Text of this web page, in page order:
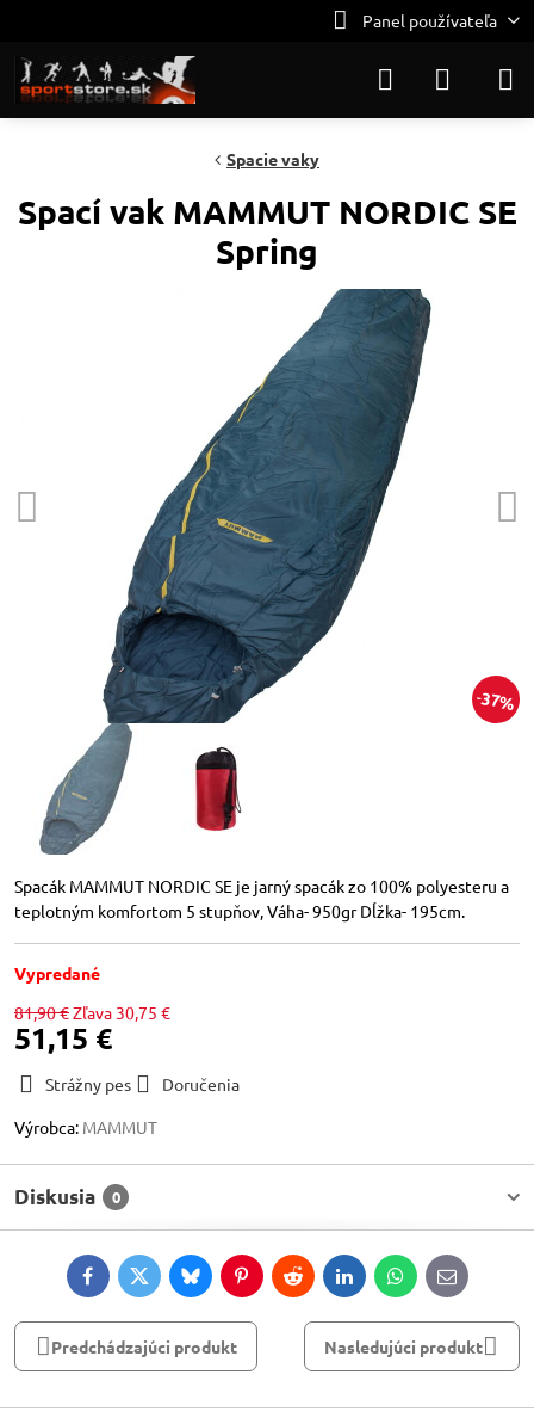
Panel používateľa
37%
Spacie vaky
Spací vak MAMMUT NORDIC SE
Spring
Spacák MAMMUT NORDIC SE je jarný spacák zo 100% polyesteru a
teplotným komfortom 5 stupňov, Váha- 950gr Dĺžka- 195cm.
Vypredané
81,90 €Zľava 30,75 €
51,15 €
Strážny pes
Doručenia
Výrobca: MAMMUT
Diskusia 0
FacebookTwitterBlueskyPinterestRedditLinkedInWhatsApp
E-
mail
Predchádzajúci produkt Nasledujúci produkt